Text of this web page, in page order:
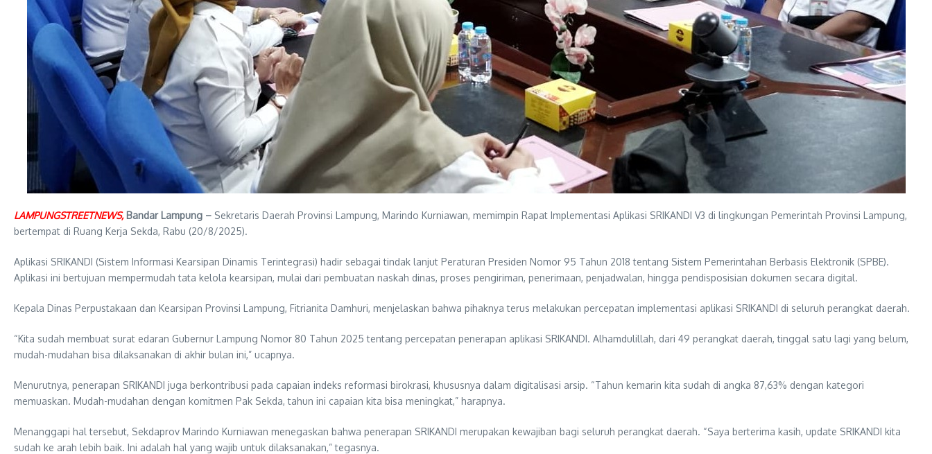
LAMPUNGSTREETNEWS, Bandar Lampung – Sekretaris Daerah Provinsi Lampung, Marindo Kurniawan, memimpin Rapat Implementasi Aplikasi SRIKANDI V3 di lingkungan Pemerintah Provinsi Lampung,
bertempat di Ruang Kerja Sekda, Rabu (20/8/2025).
Aplikasi SRIKANDI (Sistem Informasi Kearsipan Dinamis Terintegrasi) hadir sebagai tindak lanjut Peraturan Presiden Nomor 95 Tahun 2018 tentang Sistem Pemerintahan Berbasis Elektronik (SPBE).
Aplikasi ini bertujuan mempermudah tata kelola kearsipan, mulai dari pembuatan naskah dinas, proses pengiriman, penerimaan, penjadwalan, hingga pendisposisian dokumen secara digital.
Kepala Dinas Perpustakaan dan Kearsipan Provinsi Lampung, Fitrianita Damhuri, menjelaskan bahwa pihaknya terus melakukan percepatan implementasi aplikasi SRIKANDI di seluruh perangkat daerah.
“Kita sudah membuat surat edaran Gubernur Lampung Nomor 80 Tahun 2025 tentang percepatan penerapan aplikasi SRIKANDI. Alhamdulillah, dari 49 perangkat daerah, tinggal satu lagi yang belum,
mudah-mudahan bisa dilaksanakan di akhir bulan ini,” ucapnya.
Menurutnya, penerapan SRIKANDI juga berkontribusi pada capaian indeks reformasi birokrasi, khususnya dalam digitalisasi arsip. “Tahun kemarin kita sudah di angka 87,63% dengan kategori
memuaskan. Mudah-mudahan dengan komitmen Pak Sekda, tahun ini capaian kita bisa meningkat,” harapnya.
Menanggapi hal tersebut, Sekdaprov Marindo Kurniawan menegaskan bahwa penerapan SRIKANDI merupakan kewajiban bagi seluruh perangkat daerah. “Saya berterima kasih, update SRIKANDI kita
sudah ke arah lebih baik. Ini adalah hal yang wajib untuk dilaksanakan,” tegasnya.